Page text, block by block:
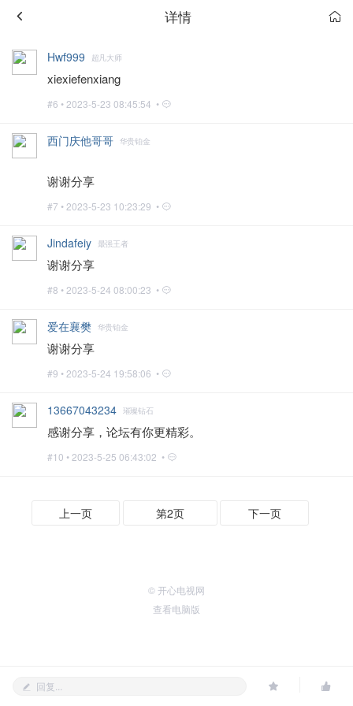
详情
Hwf999 超凡大师
xiexiefenxiang
#6 • 2023-5-23 08:45:54 •
西门庆他哥哥 华贵铂金
谢谢分享
#7 • 2023-5-23 10:23:29 •
Jindafeiy 最强王者
谢谢分享
#8 • 2023-5-24 08:00:23 •
爱在襄樊 华贵铂金
谢谢分享
#9 • 2023-5-24 19:58:06 •
13667043234 璀璨钻石
感谢分享，论坛有你更精彩。
#10 • 2023-5-25 06:43:02 •
回复...
上一页 第2页 下一页
© 开心电视网
查看电脑版